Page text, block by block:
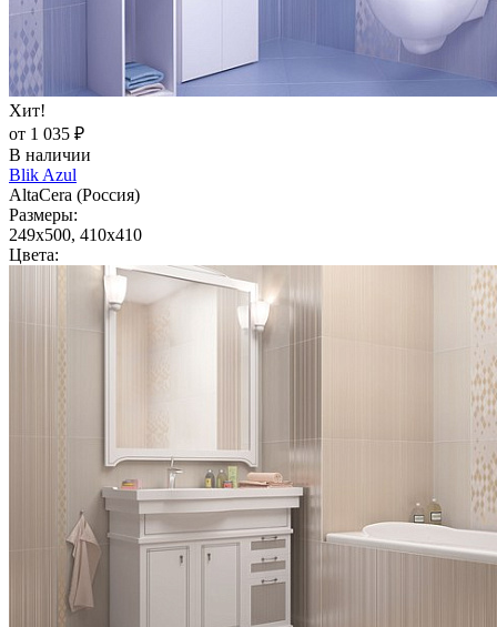
Хит!
от 1 035 ₽
В наличии
Blik Azul
AltaCera (Россия)
Размеры:
249x500, 410x410
Цвета: